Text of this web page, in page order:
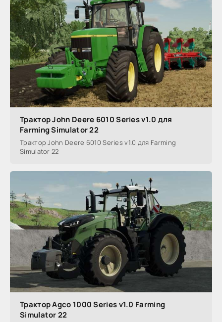
Трактор John Deere 6010 Series v1.0 для
Farming Simulator 22
Трактор John Deere 6010 Series v1.0 для Farming
Simulator 22
Трактор Agco 1000 Series v1.0 Farming
Simulator 22